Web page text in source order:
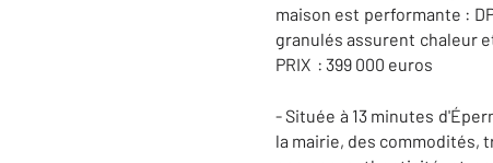
maison est performante :
granulés assurent chaleur
PRIX : 399 000 euros
- Située à 13 minutes
la mairie, des commodités,